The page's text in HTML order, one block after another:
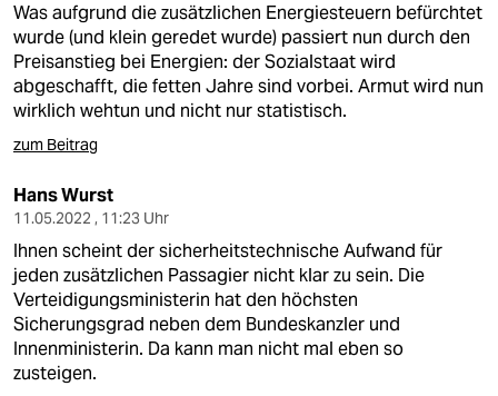
Was aufgrund die zusätzlichen Energiesteuern befürchtet
wurde (und klein geredet wurde) passiert nun durch den
Preisanstieg bei Energien: der Sozialstaat wird
abgeschafft, die fetten Jahre sind vorbei. Armut wird nun
wirklich wehtun und nicht nur statistisch.
zum Beitrag
Hans Wurst
11.05.2022 , 11:23 Uhr
Ihnen scheint der sicherheitstechnische Aufwand für
jeden zusätzlichen Passagier nicht klar zu sein. Die
Verteidigungsministerin hat den höchsten
Sicherungsgrad neben dem Bundeskanzler und
Innenministerin. Da kann man nicht mal eben so
zusteigen.